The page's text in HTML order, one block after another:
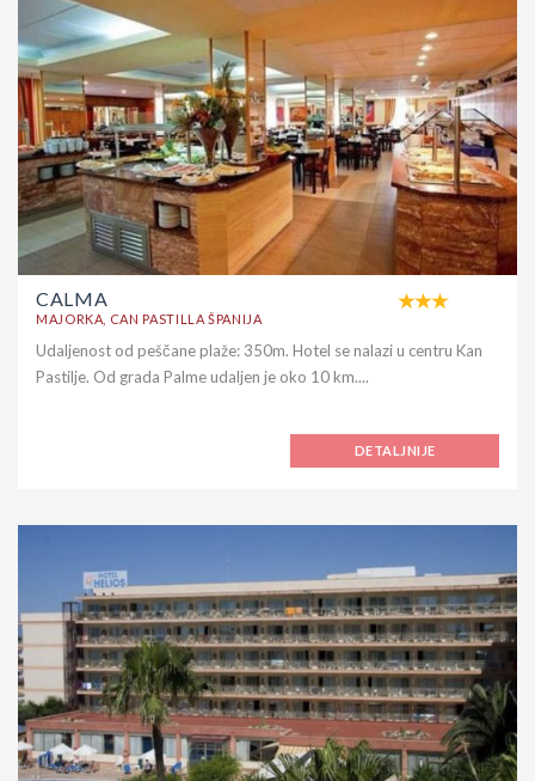
CALMA
MAJORKA, CAN PASTILLA ŠPANIJA
Udaljenost od peščane plaže: 350m. Hotel se nalazi u centru Kan
Pastilje. Od grada Palme udaljen je oko 10 km....
DETALJNIJE